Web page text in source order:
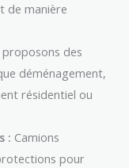
de manière
proposons des
déménagement,
résidentiel ou
: Camions
pour